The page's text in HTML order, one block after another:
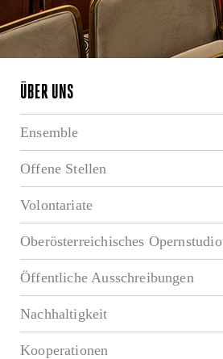
ÜBER UNS
Ensemble
Offene Stellen
Volontariate
Oberösterreichisches Opernstudio
Öffentliche Ausschreibungen
Nachhaltigkeit
Kooperationen